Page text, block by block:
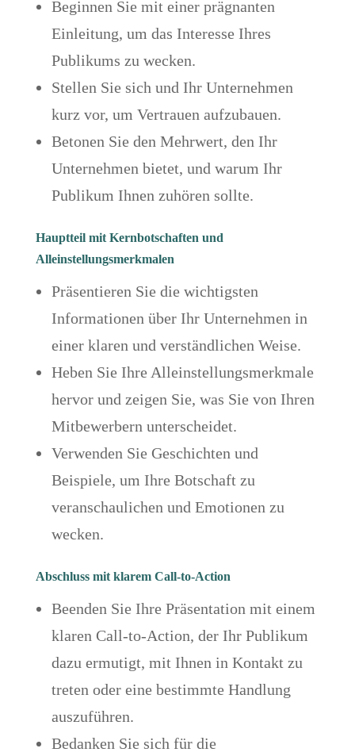
Beginnen Sie mit einer prägnanten
Einleitung, um das Interesse Ihres
Publikums zu wecken.
Stellen Sie sich und Ihr Unternehmen
kurz vor, um Vertrauen aufzubauen.
Betonen Sie den Mehrwert, den Ihr
Unternehmen bietet, und warum Ihr
Publikum Ihnen zuhören sollte.
Hauptteil mit Kernbotschaften und
Alleinstellungsmerkmalen
Präsentieren Sie die wichtigsten
Informationen über Ihr Unternehmen in
einer klaren und verständlichen Weise.
Heben Sie Ihre Alleinstellungsmerkmale
hervor und zeigen Sie, was Sie von Ihren
Mitbewerbern unterscheidet.
Verwenden Sie Geschichten und
Beispiele, um Ihre Botschaft zu
veranschaulichen und Emotionen zu
wecken.
Abschluss mit klarem Call-to-Action
Beenden Sie Ihre Präsentation mit einem
klaren Call-to-Action, der Ihr Publikum
dazu ermutigt, mit Ihnen in Kontakt zu
treten oder eine bestimmte Handlung
auszuführen.
Bedanken Sie sich für die